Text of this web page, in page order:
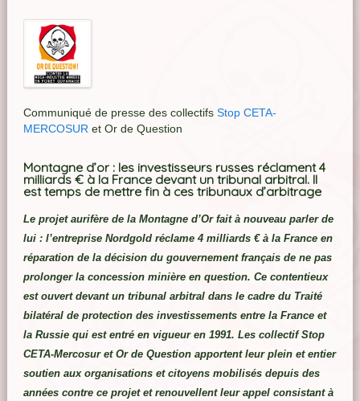
Communiqué de presse des collectifs Stop CETA-
MERCOSUR et Or de Question
Montagne d’or : les investisseurs russes réclament 4
milliards € à la France devant un tribunal arbitral. Il
est temps de mettre fin à ces tribunaux d’arbitrage
Le projet aurifère de la Montagne d’Or fait à nouveau parler de
lui : l’entreprise Nordgold réclame 4 milliards € à la France en
réparation de la décision du gouvernement français de ne pas
prolonger la concession minière en question. Ce contentieux
est ouvert devant un tribunal arbitral dans le cadre du Traité
bilatéral de protection des investissements entre la France et
la Russie qui est entré en vigueur en 1991. Les collectif Stop
CETA-Mercosur et Or de Question apportent leur plein et entier
soutien aux organisations et citoyens mobilisés depuis des
années contre ce projet et renouvellent leur appel consistant à